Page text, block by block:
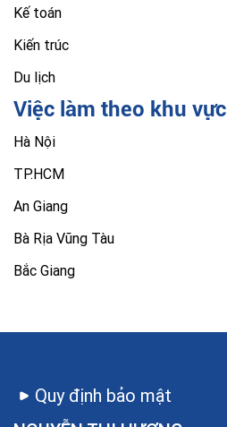
Kế toán
Kiến trúc
Du lịch
Việc làm theo khu vực
Hà Nội
TP.HCM
An Giang
Bà Rịa Vũng Tàu
Bắc Giang
Quy định bảo mật